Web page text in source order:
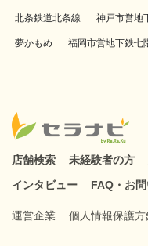
北条鉄道北条線 神戸市営地
夢かもめ 福岡市営地下鉄七
店舗検索 未経験者の方
インタビュー
FAQ・お
運営企業 個人情報保護方